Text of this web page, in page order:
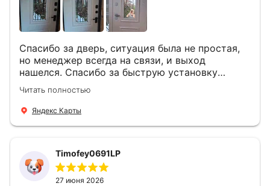
Спасибо за дверь, ситуация была не простая,
но менеджер всегда на связи, и выход
нашелся. Спасибо за быструю установку
Роману, один и привёз, и установил. Надеюсь,
что дверь нам долго послужит
Читать полностью
Яндекс Карты
Timofey0691LP
27 июня 2026